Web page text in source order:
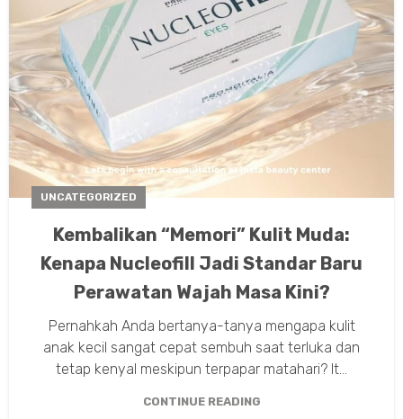
UNCATEGORIZED
Kembalikan “Memori” Kulit Muda:
Kenapa Nucleofill Jadi Standar Baru
Perawatan Wajah Masa Kini?
Pernahkah Anda bertanya-tanya mengapa kulit
anak kecil sangat cepat sembuh saat terluka dan
tetap kenyal meskipun terpapar matahari? It...
CONTINUE READING